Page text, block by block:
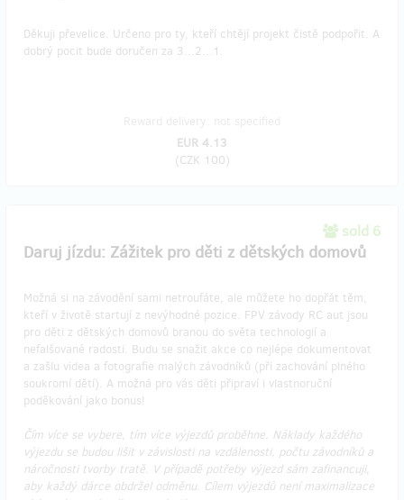
Děkuji převelice. Určeno pro ty, kteří chtějí projekt čistě podpořit. A
dobrý pocit bude doručen za 3...2...1.
EUR 4.13
(CZK 100)
sold 6
Daruj jízdu: Zážitek pro děti z dětských domovů
Možná si na závodění sami netroufáte, ale můžete ho dopřát těm,
kteří v životě startují z nevýhodné pozice. FPV závody RC aut jsou
pro děti z dětských domovů branou do světa technologií a
nefalšované radosti. Budu se snažit akce co nejlépe dokumentovat
a zašlu videa a fotografie malých závodníků (při zachování plného
soukromí dětí). A možná pro vás děti připraví i vlastnoruční
poděkování jako bonus!
Čím více se vybere, tím více výjezdů proběhne. Náklady každého
výjezdu se budou lišit v závislosti na vzdálenosti, počtu závodníků a
náročnosti tvorby tratě. V případě potřeby výjezd sám zafinancuji,
aby každý dárce obdržel odměnu. Cílem výjezdů není maximalizace